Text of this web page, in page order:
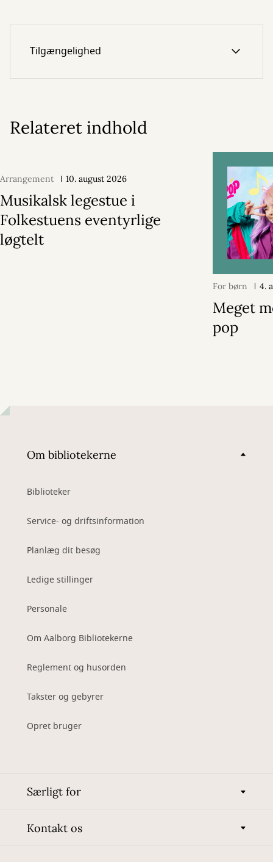
Tilgængelighed
Relateret indhold
Arrangement 10. august 2026
Musikalsk legestue i
Folkestuens eventyrlige
løgtelt
For børn 4.
Meget
pop
Om bibliotekerne
Biblioteker
Service- og driftsinformation
Planlæg dit besøg
Ledige stillinger
Personale
Om Aalborg Bibliotekerne
Reglement og husorden
Takster og gebyrer
Opret bruger
Særligt for
Kontakt os